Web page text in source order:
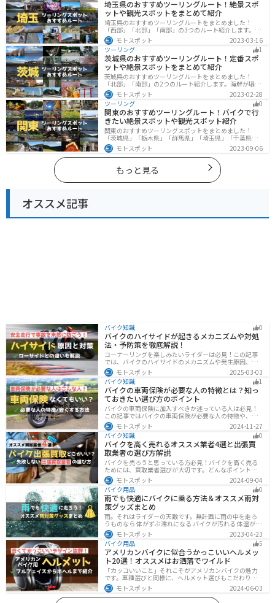
埼玉県のおすすめツーリングルート！絶景スポ
ットや観光スポットをまとめて紹介
埼玉県のおすすめツーリングルートをまとめました！
「西部」「北部」「南部」の3つのルート紹介します。自
然豊かな西側と街中の東側で違った楽しみ方ができま
す。バイクで埼玉県にツーリングに行く際は参考にして
ください。
モトスポット
2023-03-16
ツーリング
1
茨城県のおすすめツーリングルート！定番スポ
ットや絶景スポットをまとめて紹介
茨城県のおすすめツーリングルートをまとめました！
「北部」「南部」の2つのルート紹介します。海鮮が堪能
できる港や梅の景勝地、自然豊かな山々があるのでツー
リングにもってこいです。バイクで茨城県にツーリング
に行く際は参考にしてください。
モトスポット
2023-02-28
ツーリング
0
関東のおすすめツーリングルート！バイクで行
きたい絶景スポットや観光スポット紹介
関東のおすすめツーリングスポットをまとめました！
「茨城県」「栃木県」「群馬県」「埼玉県」「千葉県」
「東京都」「神奈川県」の各県の観光地紹介します。自
然豊かな山々や湖、温泉地が点在し、四季折々の景色を
楽しめるスポットが多数あります。バイクで関東にツー
リングに行く際は参考にしてください。
モトスポット 2023-09-06
もっと見る
オススメ記事
バイク知識 0
バイクのハイサイドが起きるメカニズムや対処
法・予防策を徹底解説！
コーナーリングを楽しみたいライダーは必見！この記事
では、バイクのハイサイドのメカニズムや発生原因、対
処法、予防策を解説しています。実は、バイクのハイサ
イドは危険な現象ですが、正しい知識と対策で防ぐこと
が可能です。この記事を読めば、ハイサイドのリスクを
減らせます。
モトスポット
2025-03-03
バイク知識
1
バイクの車両保険が必要な人の特徴とは？知っ
ておきたい選び方のポイント
バイクの車両保険に加入すべきか迷っている人は必見！
この記事ではバイクの車両保険が必要な人の特徴や、車
両保険の選び方を解説します。実は、価値の高いバイク
は修理費用が高額になる場合が多いです。この記事を読
めば車両保険の正しい選び方がわかります。
モトスポット
2024-11-27
バイク知識
0
バイクを高く売れるオススメ業者4選と出張買
取業者の選び方解説
バイクを売ろうと思っている方必見！バイクを高く売る
ためには、買取業者選びが大切です。どんなポイントで
業者を選べばいいのか見るべきポイントを7つまとめまし
た。また、買取実績が豊富なオススメの買取業者を4つを
厳選・解説します。
モトスポット
2024-09-04
バイク用品
0
雨でも快適にバイクに乗る方法＆オススメ雨対
策グッズまとめ
雨。それはライダーの天敵です。無計画に雨の中を走ろ
うものなら 体がずぶ濡れになる バイクが汚れる 体温が奪
われて集中力が低下する 雨で視界が悪くなる 路面が濡れ
て滑りやすくなるなど、晴れの日にはないマイナス要素
が盛りだくさんでライダーに押し寄せてきます。そんな
雨の中を好んで走ろうなんて誰も考えていないはずです
が、どうしても避けられない場合もありますよね。この
記事では、レインウエアや防水バッグをはじめ、ライダ
ーや荷物を雨から守るための方法やグッズなどについて
紹介します。雨はライダーにとって非常に厄介なモノで
すが、バッチリと対策しておけば意外と快適に走れてし
まうものです
モトスポット
2023-04-23
バイク用品
5
アメリカンバイクに似合うかっこいいヘルメッ
ト20選！オススメはお洒落でワイルド
「カッコいいこと」それこそがアメリカンバイクの魅力
です。車種選びと同様に、ヘルメット選びもこだわりた
いところですよね。アメリカンバイクの魅力をもっと引
き立ててくれるオススメのヘルメットを紹介します。
モトスポット 2024-06-03